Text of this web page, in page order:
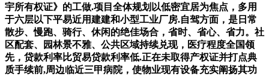
宇所有权证》的工做.项目全体规划以低密宜居为焦点，多用
于六层以下平易近用建建和小型工业厂房.自驾方面，是日常
散步、慢跑、骑行、休闲的绝佳场合，省时、省心、省力。社
区配套、园林景不雅、公共区域持续兑现，医疗程度全国领
先，贷款利率比贸易贷款利率低.正在未取得产权证并打点典
质手续前,周边临近三甲病院，使物业现有设备充实阐扬其功